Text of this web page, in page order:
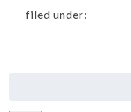
filed under: